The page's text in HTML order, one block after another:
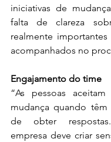
iniciativas de
falta de clareza
realmente
acompanhados no
Engajamento do time
“As pessoas
mudança quando
de obter
empresa deve criar